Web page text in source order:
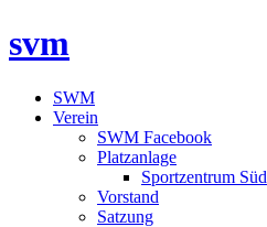
svm
SWM
Verein
SWM Facebook
Platzanlage
Sportzentrum Süd
Vorstand
Satzung